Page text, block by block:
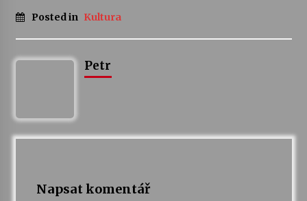
14. 7. 2026
Za kulturou kousek za Humpolec. V Želivě ožije
odkaz Josefa Čapka
Želiv
Petr Adamec – Malovaný svět
Posted in Kultura
Petr
Napsat komentář